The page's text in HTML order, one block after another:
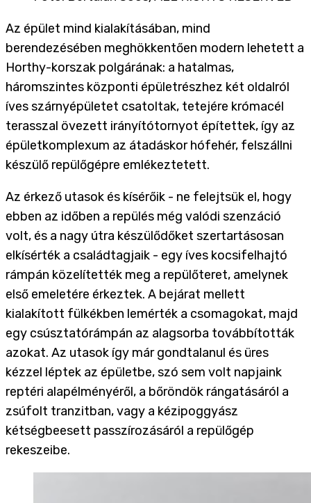
Az épület mind kialakításában, mind
berendezésében meghökkentően modern lehetett a
Horthy-korszak polgárának: a hatalmas,
háromszintes központi épületrészhez két oldalról
íves szárnyépületet csatoltak, tetejére krómacél
terasszal övezett irányítótornyot építettek, így az
épületkomplexum az átadáskor hófehér, felszállni
készülő repülőgépre emlékeztetett.
Az érkező utasok és kísérőik - ne felejtsük el, hogy
ebben az időben a repülés még valódi szenzáció
volt, és a nagy útra készülődőket szertartásosan
elkísérték a családtagjaik - egy íves kocsifelhajtó
rámpán közelítették meg a repülőteret, amelynek
első emeletére érkeztek. A bejárat mellett
kialakított fülkékben lemérték a csomagokat, majd
egy csúsztatórámpán az alagsorba továbbították
azokat. Az utasok így már gondtalanul és üres
kézzel léptek az épületbe, szó sem volt napjaink
reptéri alapélményéről, a bőröndök rángatásáról a
zsúfolt tranzitban, vagy a kézipoggyász
kétségbeesett passzírozásáról a repülőgép
rekeszeibe.